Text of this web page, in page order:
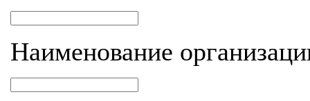
Наименование